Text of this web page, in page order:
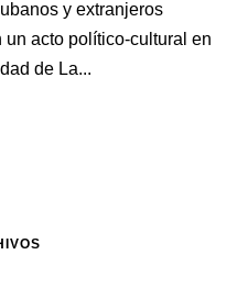
y extranjeros
acto político-cultural en
de La...